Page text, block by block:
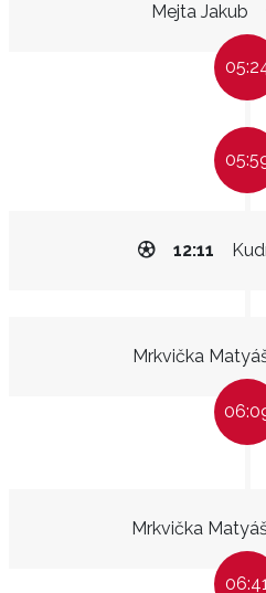
Mejta Jakub
12:11
Mrkvička
Mrkvička Matyáš